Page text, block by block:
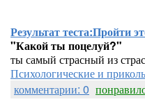
Результат теста:Пройти
"Какой ты поцелуй?"
ты самый страсный из
Психологические и
комментарии: 0